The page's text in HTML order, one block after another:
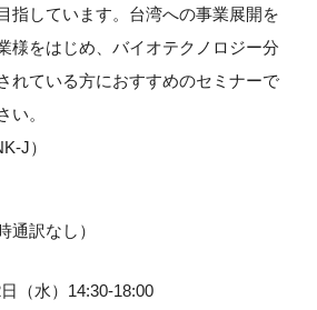
指しています。台湾への事業展開を
様をはじめ、バイオテクノロジー分
れている方におすすめのセミナーで
い。
J）
通訳なし）
（水）14:30-18:00